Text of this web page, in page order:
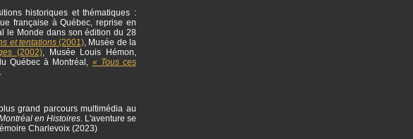
historiques et thématiques :
française à Québec, reprise en
le Monde dans son édition du 28
et tentations(2001) , Musée de la
(2002), Musée Louis Hémon,
Québec à Montréal, « Tous ces
grand parcours multimédia au
en Histoires . L'aventure se
Charlevoix (2023)